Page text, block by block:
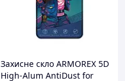
Захисне скло ARMOREX 5D
High-Alum AntiDust for